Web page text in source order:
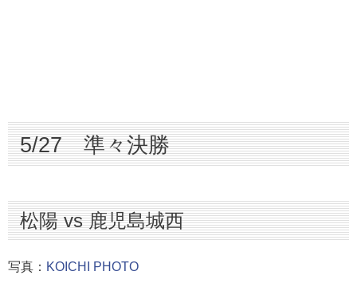
5/27 準々決勝
松陽 vs 鹿児島城西
写真： KOICHI PHOTO